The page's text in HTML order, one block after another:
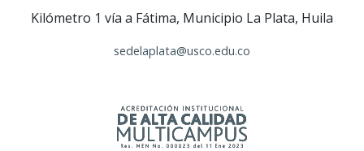
Kilómetro 1 vía a Fátima, Municipio La Plata, Huila
sedelaplata@usco.edu.co